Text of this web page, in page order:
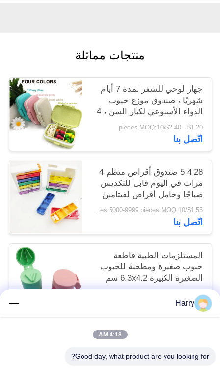
منتجات مماثلة
جهاز لوحي للسفر لمدة 7 أيام
شهريًا ، صندوق موزع حبوب
الدواء الأسبوعي لكبار السن ، 4
حافظات كمبيوتر ، 3 علب قابلة
للإزالة
$1.20 - $2.40/pieces MOQ:10
اتّصل بنا
28 4 5 صندوق أقراص منظم 4
مرات في اليوم قابل للتكديس
صباحًا وحامل أقراص لفيتامين
$1.55/pieces 5000-9999 pieces MOQ:10
اتّصل بنا
المستلزمات الطبية قاطعة
حبوب صغيرة ومطحنة للحبوب
الصغيرة الكبيرة 6.3x4.2 سم
$0.80/pieces 400-799 pieces MOQ:10
اتّصل بنا
Harry
4:18 AM
Good day, what product are you looking for?